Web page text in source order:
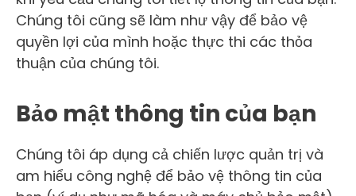
Chúng tôi cũng sẽ làm như vậy để bảo vệ
quyền lợi của mình hoặc thực thi các thỏa
thuận của chúng tôi.
Bảo mật thông tin của bạn
Chúng tôi áp dụng cả chiến lược quản trị và
am hiểu công nghệ để bảo vệ thông tin của